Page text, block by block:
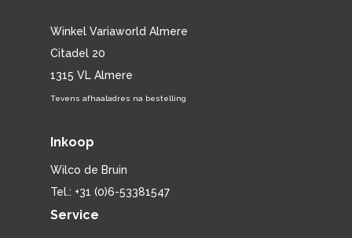
Winkel Variaworld Almere
Citadel 20
1315 VL Almere
Tevens afhaaladres na bestelling
Inkoop
Wilco de Bruin
Tel.: +31 (0)6-53381547
Service